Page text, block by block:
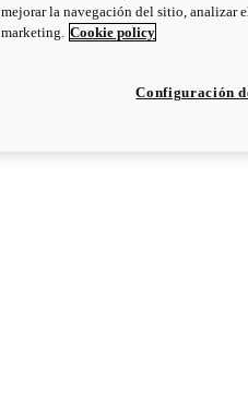
mejorar la navegación del sitio, analizar
marketing. Cookie policy
Configuración